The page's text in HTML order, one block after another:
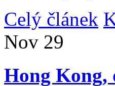
Celý článek
Nov 29
Hong Kong,